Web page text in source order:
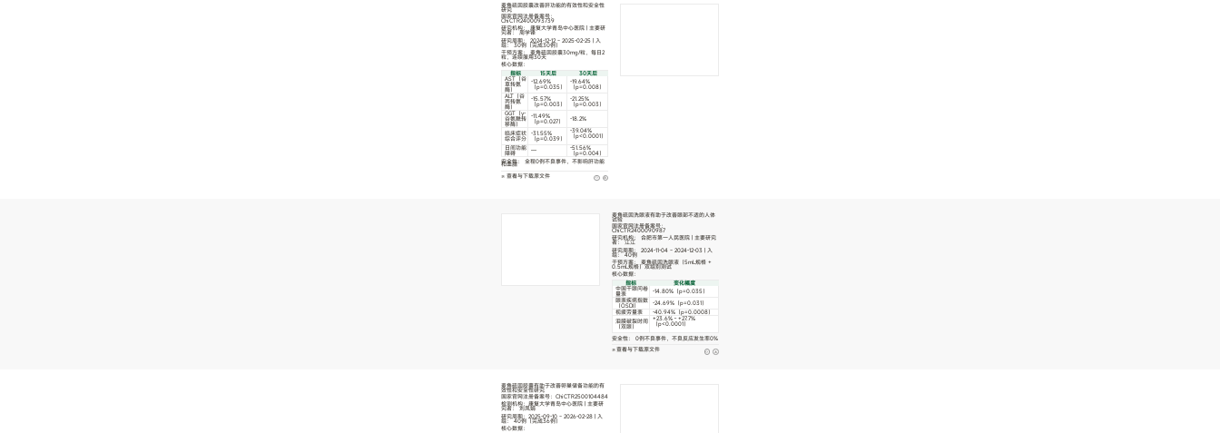
麦角硫因胶囊改善肝功能的有效性和安全性
研究
国家官网注册备案号：
ChiCTR2400093739
研究机构： 康复大学青岛中心医院 | 主要研
究者： 周学锋
研究周期： 2024-12-12 ~ 2025-02-25 | 入
组： 30例（完成30例）
干预方案： 麦角硫因胶囊30mg/粒，每日2
粒，连续服用30天
核心数据：
指标
15天后 30天后
AST（谷
草转氨
酶）
-12.69%
（p=0.035）
-19.64%
（p=0.008）
ALT（谷
丙转氨
酶）
-15.57%
（p=0.003）
-21.25%
（p=0.003）
GGT（γ-
谷氨酰转
移酶）
-11.49%
（p=0.027）
-18.2%
临床症状
综合评分
-31.55%
（p=0.039）
-39.04%
（p<0.0001）
日间功能
障碍 — -51.56%
（p=0.004）
安全性： 全程0例不良事件，不影响肝功能
和血脂
查看与下载原文件
麦角硫因洗眼液有助于改善眼部不适的人体
试验
国家官网注册备案号：
ChiCTR2400090987
研究机构： 合肥市第一人民医院 | 主要研究
者： 江江
研究周期： 2024-11-04 ~ 2024-12-03 | 入
组： 40例
干预方案： 麦角硫因洗眼液（5mL规格 +
0.5mL规格）双组别测试
核心数据：
指标
变化幅度
中国干眼问卷
量表
-14.80%（p=0.035）
眼表疾病指数
（OSDI）
-24.69%（p=0.031）
视疲劳量表
-40.94%（p=0.0008）
泪膜破裂时间
（双眼）
+23.6%～+27.7%
（p<0.0001）
安全性： 0例不良事件，不良反应发生率0%
查看与下载原文件
麦角硫因胶囊有助于改善卵巢储备功能的有
效性和安全性研究
国家官网注册备案号：ChiCTR2500104484
检测机构：康复大学青岛中心医院 | 主要研
究者： 刘凤娟
研究周期：2025-09-10 ~ 2026-02-28 | 入
组： 40例（完成36例）
核心数据：